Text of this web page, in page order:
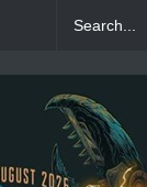
Chronicles :